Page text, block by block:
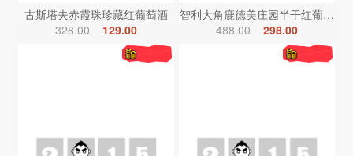
古斯塔夫赤霞珠珍藏红葡萄酒
328.00
129.00
智利大角鹿德美庄园半干红葡萄酒
488.00
298.00